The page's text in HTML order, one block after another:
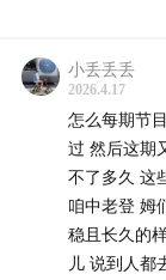
小丢丢丢
2026.4.17
怎么每期节
过 然后这期
不了多久 这
咱中老登 姆
稳且长久的
儿 说到人都